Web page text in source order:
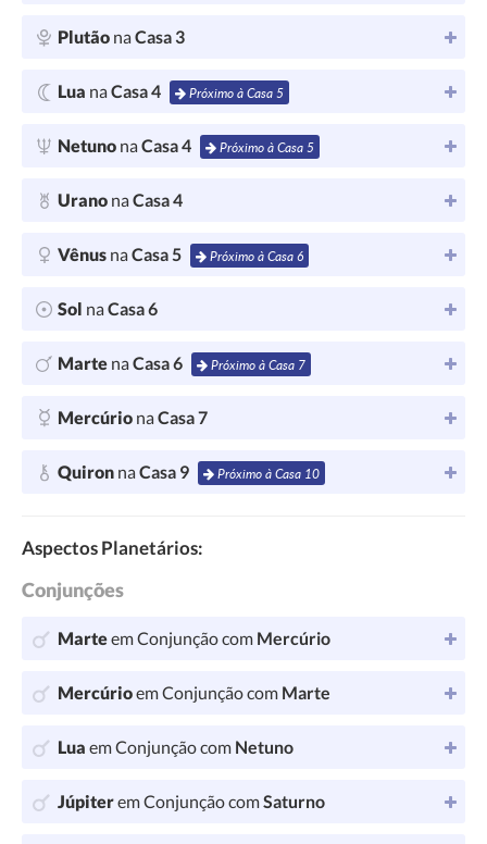
Plutão naCasa 3
Lua naCasa 4 Próximo à Casa 5
Netuno naCasa 4 Próximo à Casa 5
Urano naCasa 4
Vênus naCasa 5 Próximo à Casa 6
Sol naCasa 6
Marte naCasa 6 Próximo à Casa 7
Mercúrio naCasa 7
Quiron naCasa 9 Próximo à Casa 10
Aspectos Planetários:
Conjunções
Marteem Conjunção com Mercúrio
Mercúrioem Conjunção com Marte
Lua em Conjunção com Netuno
Júpiterem Conjunção comSaturno